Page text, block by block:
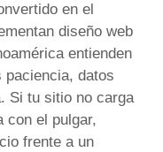
en el
diseño web
entienden
paciencia, datos
Si tu sitio no carga
con el pulgar,
frente a un